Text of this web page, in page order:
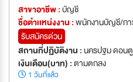
สาขาอาชีพ :บัญชี
ชื่อตำเเหน่งงาน :พนักงานบัญชี/กา
รับสมัครด่วน
สถานที่ปฏิบัติงาน :นครปฐม ดอน
เงินเดือน(บาท) :ตามตกลง
1 วันที่แล้ว